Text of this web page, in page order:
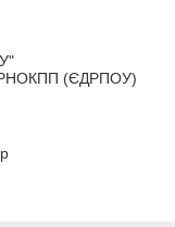
РНОКПП (ЄДРПОУ)